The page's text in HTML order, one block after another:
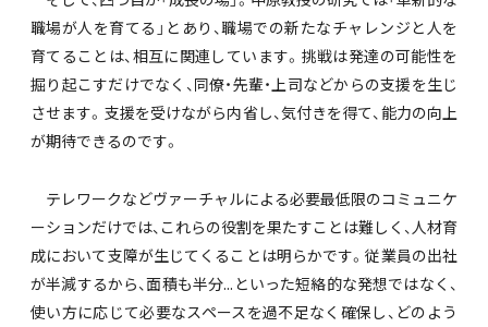
職場が人を育てる」とあり、職場での新たなチャレンジと人を
育てることは、相互に関連しています。挑戦は発達の可能性を
掘り起こすだけでなく、同僚・先輩・上司などからの支援を生じ
させます。支援を受けながら内省し、気付きを得て、能力の向上
が期待できるのです。
テレワークなどヴァーチャルによる必要最低限のコミュニケ
ーションだけでは、これらの役割を果たすことは難しく、人材育
成において支障が生じてくることは明らかです。従業員の出社
が半減するから、面積も半分...といった短絡的な発想ではなく、
使い方に応じて必要なスペースを過不足なく確保し、どのよう